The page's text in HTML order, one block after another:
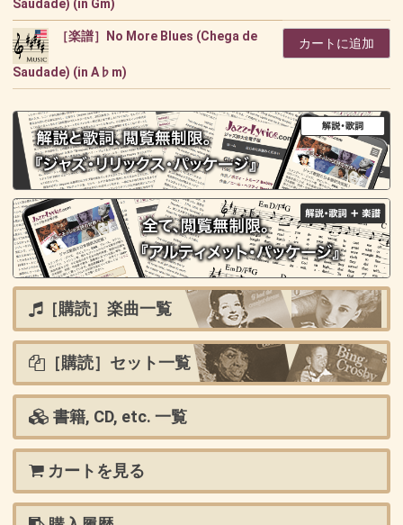
Saudade) (in Gm)
［楽譜］No More Blues (Chega de
Saudade) (in A♭m)
カートに追加
［購読］楽曲一覧
［購読］セット一覧
書籍, CD, etc. 一覧
カートを見る